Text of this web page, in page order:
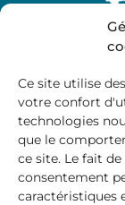
Ce site utilise
votre confort
technologies
que le
ce site. Le fait
consentement
caractéristiques
Site officiel
Marche et